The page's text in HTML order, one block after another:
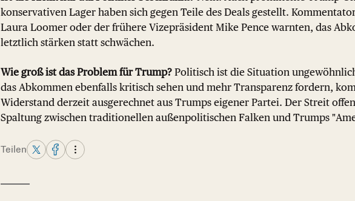
konservativen Lager haben sich gegen Teile des Deals gestellt.
Laura Loomer oder der frühere Vizepräsident Mike Pence warnten, das
letztlich stärken statt schwächen.
Wie groß ist das Problem für Trump? Politisch ist die Situation
das Abkommen ebenfalls kritisch sehen und mehr Transparenz fordern,
Widerstand derzeit ausgerechnet aus Trumps eigener Partei. Der Streit
Spaltung zwischen traditionellen außenpolitischen Falken und Trumps
Teilen